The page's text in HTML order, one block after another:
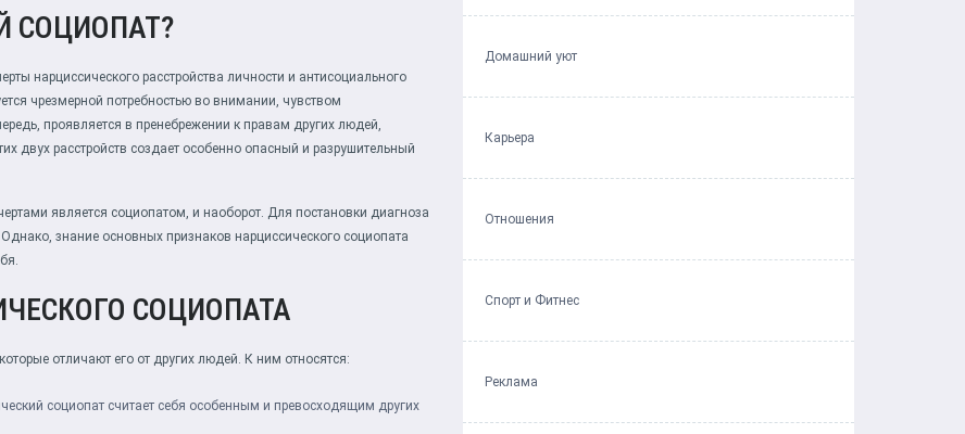
СОЦИОПАТ?
нарциссического расстройства личности и антисоциального
чрезмерной потребностью во внимании, чувством
проявляется в пренебрежении к правам других людей,
двух расстройств создает особенно опасный и разрушительный
является социопатом, и наоборот. Для постановки диагноза
знание основных признаков нарциссического социопата
СОЦИОПАТА
отличают его от других людей. К ним относятся:
социопат считает себя особенным и превосходящим других
Домашний уют
Карьера
Отношения
Спорт и Фитнес
Реклама